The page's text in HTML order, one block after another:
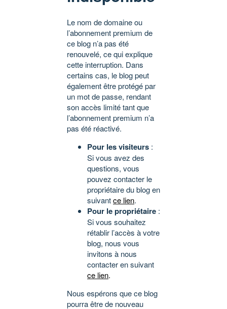
Le nom de domaine ou
l’abonnement premium de
ce blog n’a pas été
renouvelé, ce qui explique
cette interruption. Dans
certains cas, le blog peut
également être protégé par
un mot de passe, rendant
son accès limité tant que
l’abonnement premium n’a
pas été réactivé.
Pour les visiteurs :
Si vous avez des
questions, vous
pouvez contacter le
propriétaire du blog en
suivantce lien.
Pour le propriétaire :
Si vous souhaitez
rétablir l’accès à votre
blog, nous vous
invitons à nous
contacter en suivant
ce lien.
Nous espérons que ce blog
pourra être de nouveau